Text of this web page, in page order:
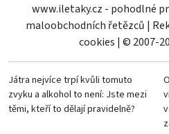
www.iletaky.cz - pohodlné
maloobchodních řetězců |
cookies | © 2007-
Játra nejvíce trpí kvůli tomuto
zvyku a alkohol to není: Jste mezi
těmi, kteří to dělají pravidelně?